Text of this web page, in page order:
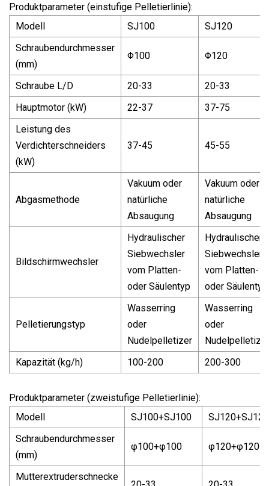
Produktparameter (einstufige Pelletierlinie):
Modell
SJ100
SJ120
Schraubendurchmesser
(mm)
Φ100 Φ120
Schraube L/D 20-33
20-33
Hauptmotor (kW)
22-37
37-75
Leistung des
Verdichterschneiders
(kW)
37-45 45-55
Abgasmethode
Vakuum oder
natürliche
Absaugung
Vakuum oder
natürliche
Absaugung
Bildschirmwechsler
Hydraulischer
Siebwechsler
vom Platten-
oder Säulentyp
Hydraulischer
Siebwechsler
vom Platten-
oder Säulentyp
Pelletierungstyp
Wasserring
oder
Nudelpelletizer
Wasserring
oder
Nudelpelletizer
Kapazität (kg/h)
100-200 200-300
Produktparameter (zweistufige Pelletierlinie):
Modell
SJ100+SJ100
SJ120+SJ120
Schraubendurchmesser
(mm)
φ100+φ100 φ120+φ120
Mutterextruderschnecke